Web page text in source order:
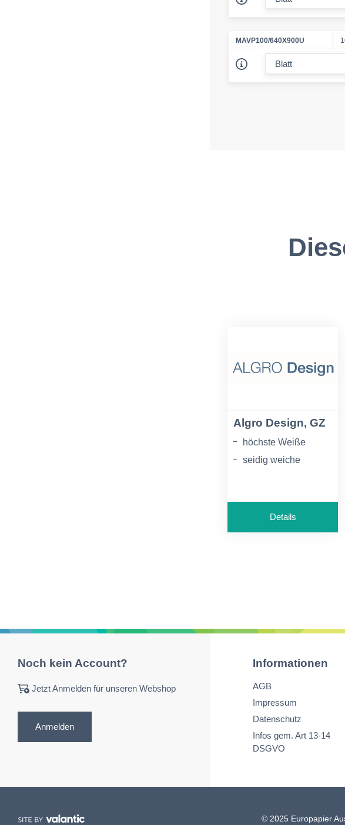
MAVP100/640X900U
Algro Design, GZ
höchste Weiße
seidig weiche
Details
Noch kein Account?
Jetzt Anmelden für unseren Webshop
Anmelden
Informationen
AGB
Impressum
Datenschutz
Infos gem. Art 13-14
DSGVO
© 2025 Europapier